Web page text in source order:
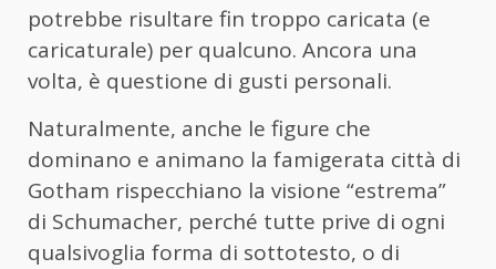
potrebbe risultare fin troppo caricata (e
caricaturale) per qualcuno. Ancora una
volta, è questione di gusti personali.
Naturalmente, anche le figure che
dominano e animano la famigerata città di
Gotham rispecchiano la visione “estrema”
di Schumacher, perché tutte prive di ogni
qualsivoglia forma di sottotesto, o di